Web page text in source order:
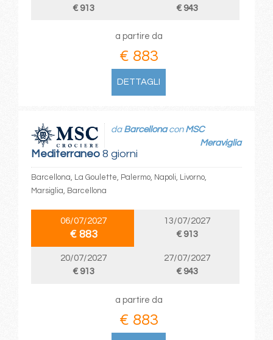
€ 913
€ 943
a partire da
€ 883
DETTAGLI
Mediterraneo8 giorni
da Barcellonacon MSC
Meraviglia
Barcellona, La Goulette, Palermo, Napoli, Livorno,
Marsiglia, Barcellona
06/07/2027
€ 883
13/07/2027
€ 913
20/07/2027
€ 913
27/07/2027
€ 943
a partire da
€ 883